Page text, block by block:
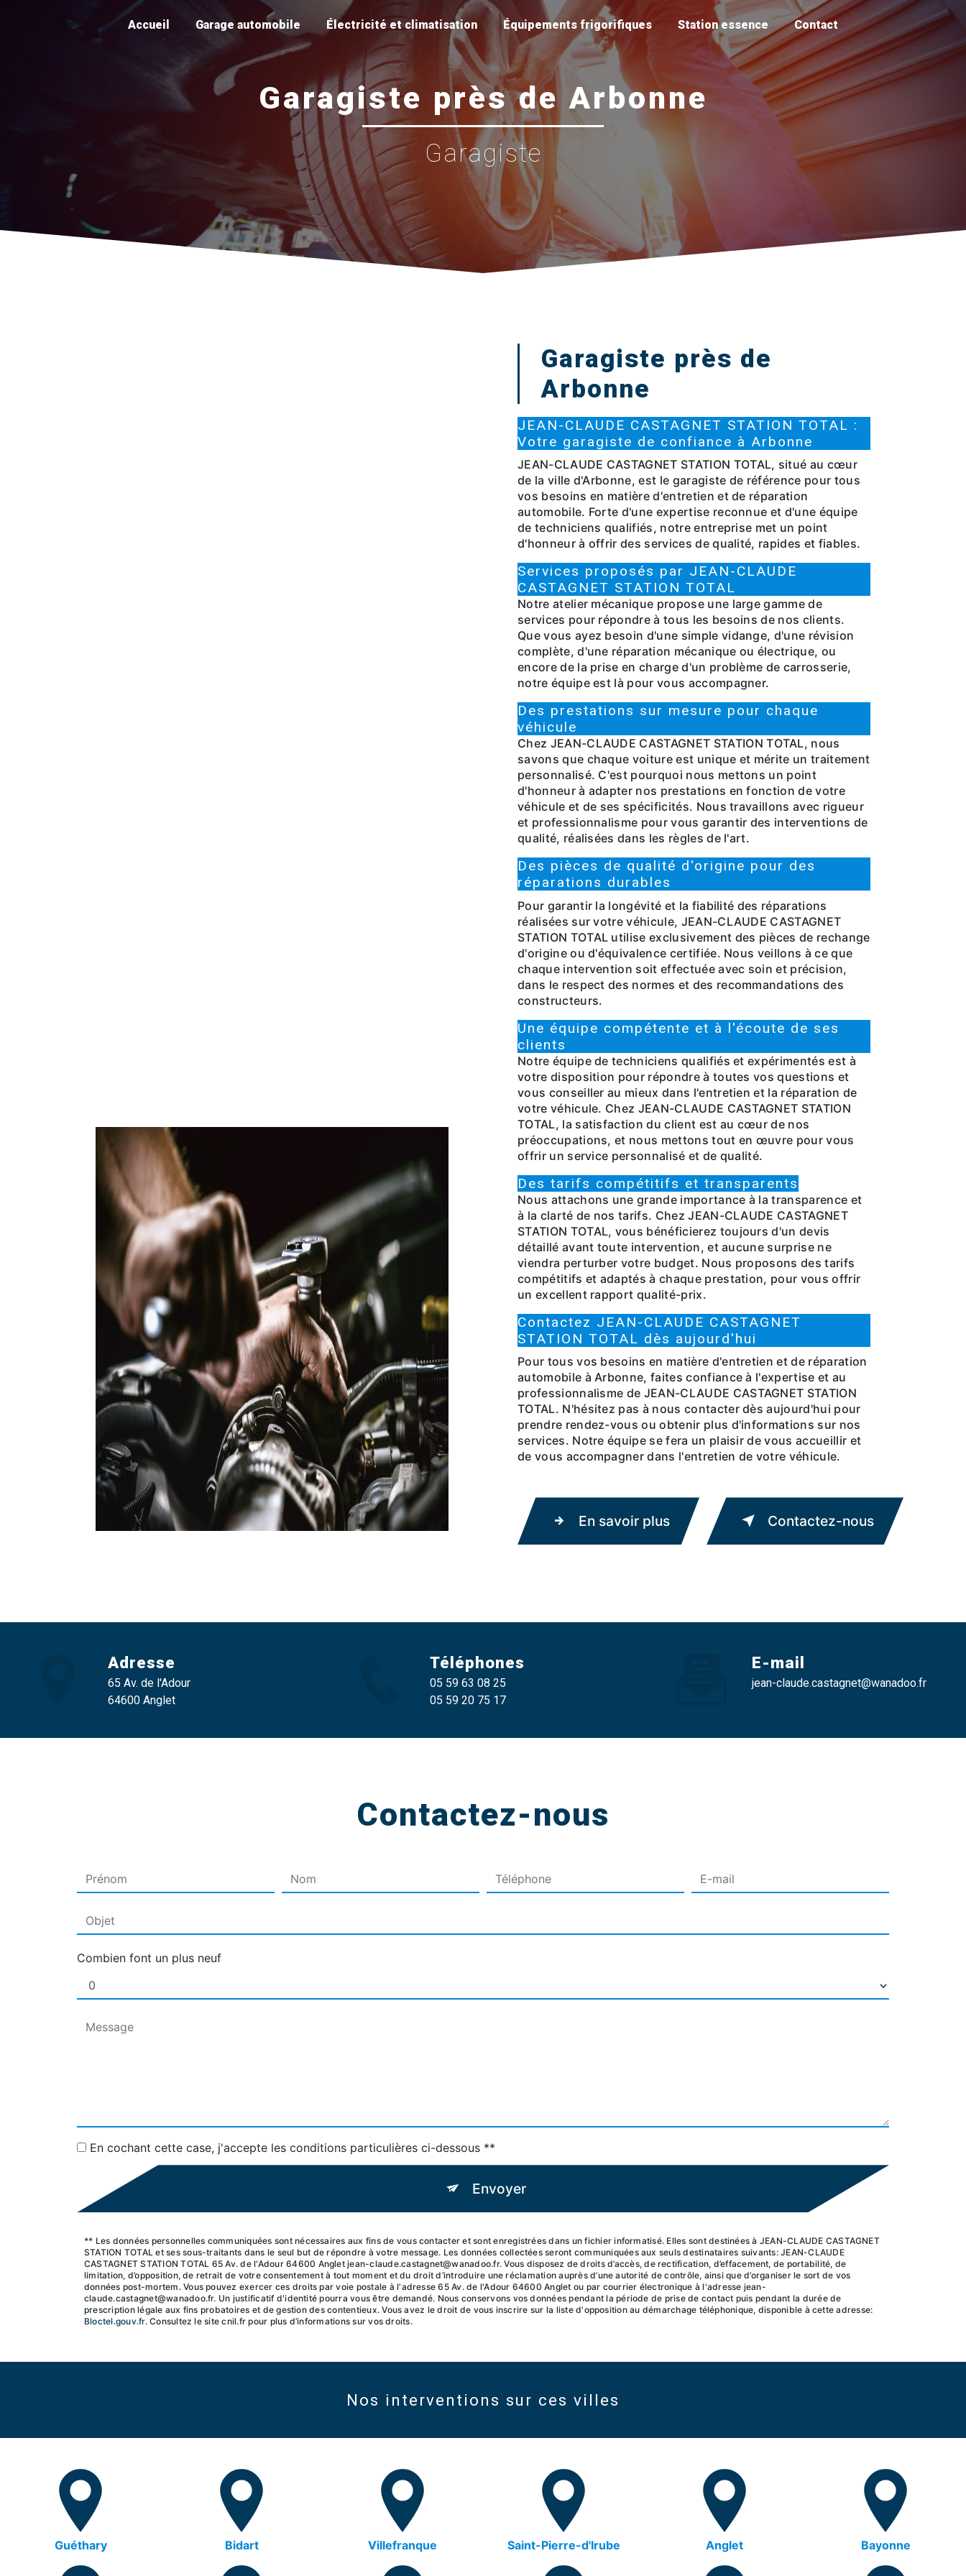
Accueil Garage automobile Électricité et climatisation Équipements frigorifiques Station essence Contact
Garagiste près de Arbonne
Garagiste
Garagiste près de
Arbonne
JEAN-CLAUDE CASTAGNET STATION TOTAL :
Votre garagiste de confiance à Arbonne
JEAN-CLAUDE CASTAGNET STATION TOTAL, situé au cœur
de la ville d'Arbonne, est le garagiste de référence pour tous
vos besoins en matière d'entretien et de réparation
automobile. Forte d'une expertise reconnue et d'une équipe
de techniciens qualifiés, notre entreprise met un point
d'honneur à offrir des services de qualité, rapides et fiables.
Services proposés par JEAN-CLAUDE
CASTAGNET STATION TOTAL
Notre atelier mécanique propose une large gamme de
services pour répondre à tous les besoins de nos clients.
Que vous ayez besoin d'une simple vidange, d'une révision
complète, d'une réparation mécanique ou électrique, ou
encore de la prise en charge d'un problème de carrosserie,
notre équipe est là pour vous accompagner.
Des prestations sur mesure pour chaque
véhicule
Chez JEAN-CLAUDE CASTAGNET STATION TOTAL, nous
savons que chaque voiture est unique et mérite un traitement
personnalisé. C'est pourquoi nous mettons un point
d'honneur à adapter nos prestations en fonction de votre
véhicule et de ses spécificités. Nous travaillons avec rigueur
et professionnalisme pour vous garantir des interventions de
qualité, réalisées dans les règles de l'art.
Des pièces de qualité d'origine pour des
réparations durables
Pour garantir la longévité et la fiabilité des réparations
réalisées sur votre véhicule, JEAN-CLAUDE CASTAGNET
STATION TOTAL utilise exclusivement des pièces de rechange
d'origine ou d'équivalence certifiée. Nous veillons à ce que
chaque intervention soit effectuée avec soin et précision,
dans le respect des normes et des recommandations des
constructeurs.
Une équipe compétente et à l'écoute de ses
clients
Notre équipe de techniciens qualifiés et expérimentés est à
votre disposition pour répondre à toutes vos questions et
vous conseiller au mieux dans l'entretien et la réparation de
votre véhicule. Chez JEAN-CLAUDE CASTAGNET STATION
TOTAL, la satisfaction du client est au cœur de nos
préoccupations, et nous mettons tout en œuvre pour vous
offrir un service personnalisé et de qualité.
Des tarifs compétitifs et transparents
Nous attachons une grande importance à la transparence et
à la clarté de nos tarifs. Chez JEAN-CLAUDE CASTAGNET
STATION TOTAL, vous bénéficierez toujours d'un devis
détaillé avant toute intervention, et aucune surprise ne
viendra perturber votre budget. Nous proposons des tarifs
compétitifs et adaptés à chaque prestation, pour vous offrir
un excellent rapport qualité-prix.
Contactez JEAN-CLAUDE CASTAGNET
STATION TOTAL dès aujourd'hui
Pour tous vos besoins en matière d'entretien et de réparation
automobile à Arbonne, faites confiance à l'expertise et au
professionnalisme de JEAN-CLAUDE CASTAGNET STATION
TOTAL. N'hésitez pas à nous contacter dès aujourd'hui pour
prendre rendez-vous ou obtenir plus d'informations sur nos
services. Notre équipe se fera un plaisir de vous accueillir et
de vous accompagner dans l'entretien de votre véhicule.
En savoir plus Contactez-nous
Adresse
65 Av. de l'Adour
64600 Anglet
Téléphones
05 59 63 08 25
05 59 20 75 17
E-mail
jean-claude.castagnet@wanadoo.fr
Contactez-nous
Combien font un plus neuf
En cochant cette case, j'accepte les conditions particulières ci-dessous **
Envoyer
** Les données personnelles communiquées sont nécessaires aux fins de vous contacter et sont enregistrées dans un fichier informatisé. Elles sont destinées à JEAN-CLAUDE CASTAGNET
STATION TOTAL et ses sous-traitants dans le seul but de répondre à votre message. Les données collectées seront communiquées aux seuls destinataires suivants: JEAN-CLAUDE
CASTAGNET STATION TOTAL 65 Av. de l'Adour 64600 Anglet jean-claude.castagnet@wanadoo.fr. Vous disposez de droits d’accès, de rectification, d’effacement, de portabilité, de
limitation, d’opposition, de retrait de votre consentement à tout moment et du droit d’introduire une réclamation auprès d’une autorité de contrôle, ainsi que d’organiser le sort de vos
données post-mortem. Vous pouvez exercer ces droits par voie postale à l'adresse 65 Av. de l'Adour 64600 Anglet ou par courrier électronique à l'adresse jean-
claude.castagnet@wanadoo.fr. Un justificatif d'identité pourra vous être demandé. Nous conservons vos données pendant la période de prise de contact puis pendant la durée de
prescription légale aux fins probatoires et de gestion des contentieux. Vous avez le droit de vous inscrire sur la liste d'opposition au démarchage téléphonique, disponible à cette adresse:
Bloctel.gouv.fr. Consultez le site cnil.fr pour plus d’informations sur vos droits.
Nos interventions sur ces villes
Guéthary Bidart Villefranque Saint-Pierre-d'Irube Anglet Bayonne
Panneau de gestion des cookies